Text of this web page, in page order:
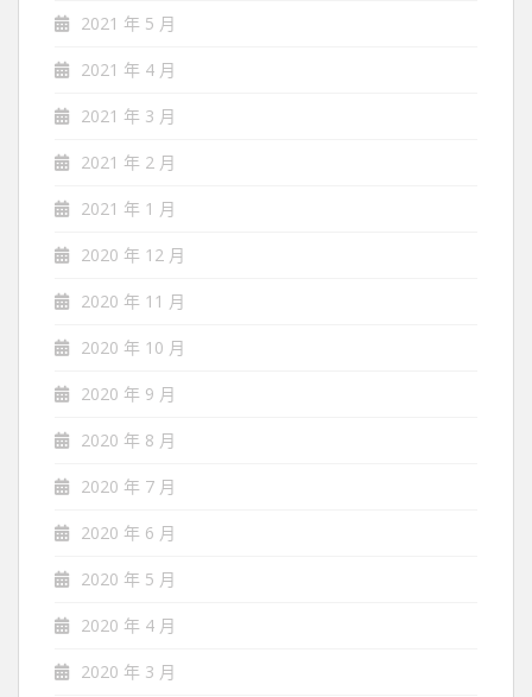
2021 年 5 月
2021 年 4 月
2021 年 3 月
2021 年 2 月
2021 年 1 月
2020 年 12 月
2020 年 11 月
2020 年 10 月
2020 年 9 月
2020 年 8 月
2020 年 7 月
2020 年 6 月
2020 年 5 月
2020 年 4 月
2020 年 3 月